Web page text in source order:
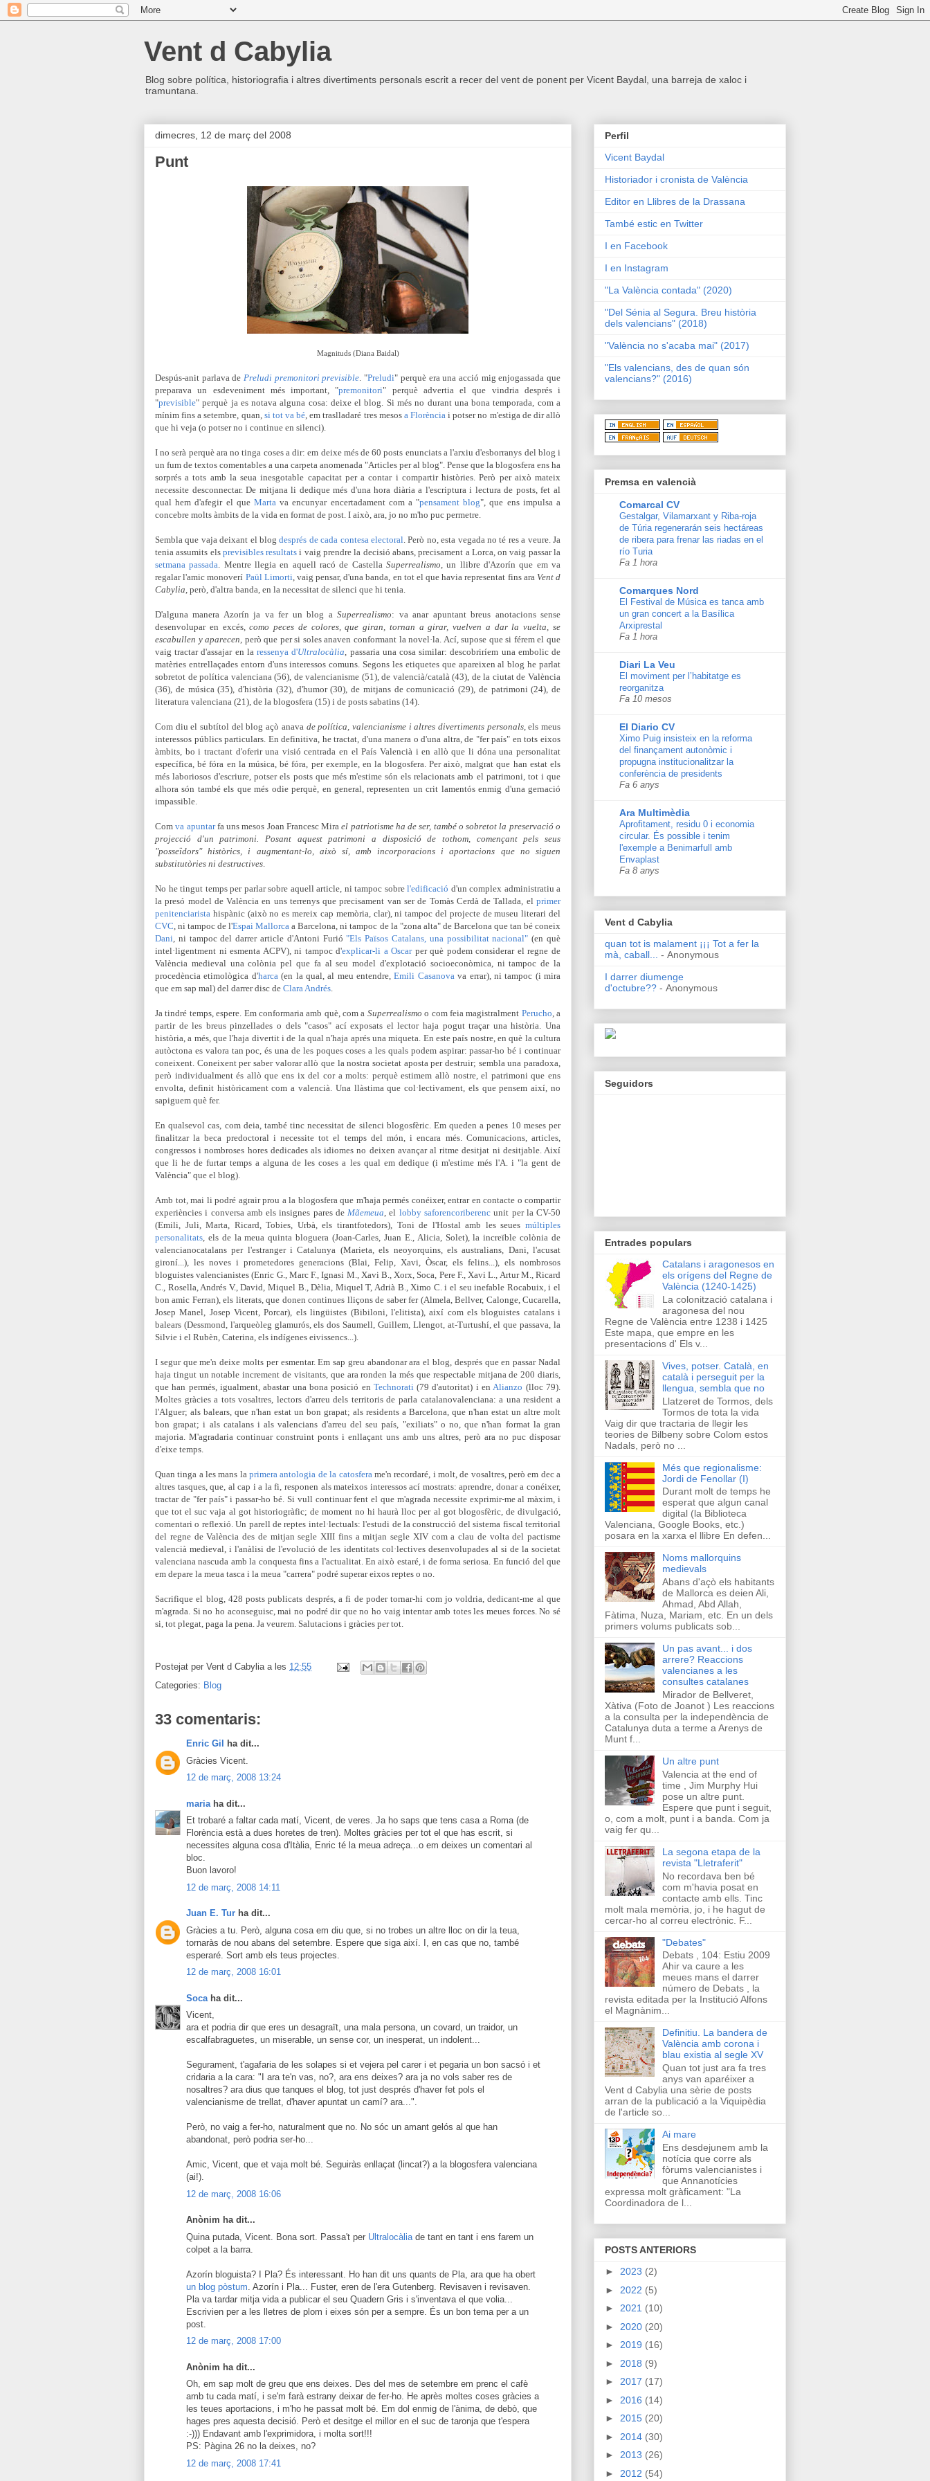
Vent d Cabylia
Blog sobre política, historiografia i altres divertiments personals escrit a recer del vent de ponent per Vicent Baydal, una barreja de xaloc i
tramuntana.
dimecres, 12 de març del 2008
Punt
Magnituds (Diana Baidal)
Despús-anit parlava dePreludi premonitori previsible. "Preludi" perquè era una acció mig enjogassada que
preparava un esdeveniment més important, "premonitori" perquè advertia el que vindria després i
"previsible" perquè ja es notava alguna cosa: deixe el blog. Si més no durant una bona temporada, com a
mínim fins a setembre, quan, si tot va bé, em traslladaré tres mesos a Florència i potser no m'estiga de dir allò
que hi veja (o potser no i continue en silenci).
I no serà perquè ara no tinga coses a dir: em deixe més de 60 posts enunciats a l'arxiu d'esborranys del blog i
un fum de textos comentables a una carpeta anomenada "Articles per al blog". Pense que la blogosfera ens ha
sorprés a tots amb la seua inesgotable capacitat per a contar i compartir històries.Però per això mateix
necessite desconnectar. De mitjana li dedique més d'una hora diària a l'escriptura i lectura de posts, fet al
qual hem d'afegir el que Martava encunyar encertadament com a "pensament blog", que ens impulsa a
concebre molts àmbits de la vida en format de post. I això, ara, jo no m'ho puc permetre.
Sembla que vaja deixant el blogdesprés de cada contesa electoral. Però no, esta vegada no té res a veure. Ja
tenia assumits els previsibles resultats i vaig prendre la decisió abans, precisament a Lorca, on vaig passar la
setmana passada. Mentre llegia en aquell racó de CastellaSuperrealismo, un llibre d'Azorín que em va
regalar l'amic monoverí Paül Limorti, vaig pensar, d'una banda, en tot el que havia representat fins ara Vent d
Cabylia, però, d'altra banda, en la necessitat de silenci que hi tenia.
D'alguna manera Azorín ja va fer un blog aSuperrealismo: va anar apuntant breus anotacions sense
desenvolupar en excés,como peces de colores, que giran, tornan a girar, vuelven a dar la vuelta, se
escabullen y aparecen, però que per si soles anaven conformant la novel·la. Ací, supose que si férem el que
vaig tractar d'assajar en laressenya d'Ultralocàlia, passaria una cosa similar: descobriríem una embolic de
matèries entrellaçades entorn d'uns interessos comuns. Segons les etiquetes que apareixen al blog he parlat
sobretot de política valenciana (56), de valencianisme (51), de valencià/català (43), de la ciutat de València
(36), de música (35), d'història (32), d'humor (30), de mitjans de comunicació (29), de patrimoni (24), de
literatura valenciana (21), de la blogosfera (15) i de posts sabatins (14).
Com diu el subtítol del blog açò anava de política, valencianisme i altres divertiments personals, els meus
interessos públics particulars. En definitiva, he tractat, d'una manera o d'una altra, de "fer país" en tots eixos
àmbits, bo i tractant d'oferir una visió centrada en el País Valencià i en allò que li dóna una personalitat
específica, bé fóra en la música, bé fóra, per exemple, en la blogosfera. Per això, malgrat que han estat els
més laboriosos d'escriure, potser els posts que més m'estime són els relacionats amb el patrimoni, tot i que
alhora són també els que més odie perquè, en general, representen un crit lamentós enmig d'una gernació
impassible.
Comva apuntarfa uns mesos Joan Francesc Mirael patriotisme ha de ser, també o sobretot la preservació o
projecció d'un patrimoni. Posant aquest patrimoni a disposició de tothom, començant pels seus
"posseïdors" històrics, i augmentant-lo, això sí, amb incorporacions i aportacions que no siguen
substitutòries ni destructives.
No he tingut temps per parlar sobre aquell article, ni tampoc sobre l'edificació d'un complex administratiu a
la presó model de València en uns terrenys que precisament van ser de Tomàs Cerdà de Tallada, el primer
penitenciarista hispànic (això no es mereix cap memòria, clar), ni tampoc del projecte de museu literari del
CVC, ni tampoc de l'Espai Mallorca a Barcelona, ni tampoc de la "zona alta" de Barcelona que tan bé coneix
Dani, ni tampoc del darrer article d'Antoni Furió"Els Països Catalans, una possibilitat nacional" (en què
intel·ligentment ni esmenta ACPV), ni tampoc d'explicar-li a Oscarper què podem considerar el regne de
València medieval una colònia pel que fa al seu model d'explotació socioeconòmica, ni tampoc de la
procedència etimològica d'harca(en la qual, al meu entendre,Emili Casanovava errar), ni tampoc (i mira
que em sap mal) del darrer disc de Clara Andrés.
Ja tindré temps, espere. Em conformaria amb què, com a Superrealismo o com feia magistralment Perucho, a
partir de les breus pinzellades o dels "casos" ací exposats el lector haja pogut traçar una història. Una
història, a més, que l'haja divertit i de la qual n'haja aprés una miqueta. En este país nostre, en què la cultura
autòctona es valora tan poc, és una de les poques coses a les quals podem aspirar: passar-ho bé i continuar
coneixent. Coneixent per saber valorar allò que la nostra societat aposta per destruir; sembla una paradoxa,
però individualment és allò que ens ix del cor a molts: perquè estimem allò nostre, el patrimoni que ens
envolta, definit històricament com a valencià. Una llàstima que col·lectivament, els que pensem així, no
sapiguem què fer.
En qualsevol cas, com deia, també tinc necessitat de silenci blogosfèric. Em queden a penes 10 meses per
finalitzar la beca predoctoral i necessite tot el temps del món, i encara més. Comunicacions, articles,
congressos i nombroses hores dedicades als idiomes no deixen avançar al ritme desitjat ni desitjable. Així
que li he de furtar temps a alguna de les coses a les qual em dedique (i m'estime més l'A. i "la gent de
València" que el blog).
Amb tot, mai li podré agrair prou a la blogosfera que m'haja permés conéixer, entrar en contacte o compartir
experiències i conversa amb els insignes pares deMãemeua, el lobby saforencoriberencunit per la CV-50
(Emili, Juli, Marta, Ricard, Tobies, Urbà, els tirantfotedors), Toni de l'Hostal amb les seues múltiples
personalitats, els de la meua quinta bloguera (Joan-Carles, Juan E., Alicia, Solet), la increïble colònia de
valencianocatalans per l'estranger i Catalunya (Marieta, els neoyorquins, els australians, Dani, l'acusat
gironí...), les noves i prometedores generacions (Blai, Felip, Xavi, Òscar, els felins...), els nombrosos
bloguistes valencianistes (Enric G., Marc F., Ignasi M., Xavi B., Xorx, Soca, Pere F., Xavi L., Artur M., Ricard
C., Rosella, Andrés V., David, Miquel B., Dèlia, Miquel T, Adrià B., Ximo C. i el seu inefable Rocabuix, i el
bon amic Ferran), els literats, que donen continues lliçons de saber fer (Almela, Bellver, Calonge, Cucarella,
Josep Manel, Josep Vicent, Porcar), els lingüistes (Bibiloni, l'elitista), així com els bloguistes catalans i
balears (Dessmond, l'arqueòleg glamurós, els dos Saumell, Guillem, Llengot, at-Turtushí, el que passava, la
Silvie i el Rubèn, Caterina, els indígenes eivissencs...).
I segur que me'n deixe molts per esmentar. Em sap greu abandonar ara el blog, després que en passar Nadal
haja tingut un notable increment de visitants, que ara ronden la més que respectable mitjana de 200 diaris,
que han permés, igualment, abastar una bona posició en Technorati(79 d'autoritat) i enAlianzo (lloc 79).
Moltes gràcies a tots vosaltres, lectors d'arreu dels territoris de parla catalanovalenciana: a una resident a
l'Alguer; als balears, que n'han estat un bon grapat; als residents a Barcelona, que n'han estat un altre molt
bon grapat; i als catalans i als valencians d'arreu del seu país, "exiliats" o no, que n'han format la gran
majoria. M'agradaria continuar construint ponts i enllaçant uns amb uns altres, però ara no puc disposar
d'eixe temps.
Quan tinga a les mans laprimera antologia de la catosferame'n recordaré, i molt, de vosaltres, però em dec a
altres tasques, que, al cap i a la fi, responen als mateixos interessos ací mostrats: aprendre, donar a conéixer,
tractar de "fer país" ipassar-ho bé. Si vull continuar fent el que m'agrada necessite exprimir-me al màxim, i
que tot el suc vaja al got historiogràfic; de moment no hi haurà lloc per al got blogosfèric, de divulgació,
comentari o reflexió. Un parell de reptes intel·lectuals: l'estudi de la construcció del sistema fiscal territorial
del regne de València des de mitjan segle XIII fins a mitjan segle XIV com a clau de volta del pactisme
valencià medieval, i l'anàlisi de l'evolució de les identitats col·lectives desenvolupades al si de la societat
valenciana nascuda amb la conquesta fins a l'actualitat. En això estaré, i de forma seriosa. En funció del que
em depare la meua tasca i la meua "carrera" podré superar eixos reptes o no.
Sacrifique el blog, 428 posts publicats després, a fi de poder tornar-hi com jo voldria, dedicant-me al que
m'agrada. Si no ho aconseguisc, mai no podré dir que no ho vaig intentar amb totes les meues forces.No sé
si, tot plegat, paga la pena. Ja veurem. Salutacions i gràcies per tot.
Postejat per Vent d Cabylia a les 12:55
Categories: Blog
33 comentaris:
Enric Gil
ha dit...
Gràcies Vicent.
12 de març, 2008 13:24
maria ha dit...
Et trobaré a faltar cada matí, Vicent, de veres. Ja ho saps que tens casa a Roma (de
Florència està a dues horetes de tren). Moltes gràcies per tot el que has escrit, si
necessites alguna cosa d'Itàlia, Enric té la meua adreça...o em deixes un comentari al
bloc.
Buon lavoro!
12 de març, 2008 14:11
Juan E. Tur ha dit...
Gràcies a tu. Però, alguna cosa em diu que, si no trobes un altre lloc on dir la teua,
tornaràs de nou abans del setembre. Espere que siga així. I, en cas que no, també
esperaré. Sort amb els teus projectes.
12 de març, 2008 16:01
Soca ha dit...
Vicent,
ara et podria dir que eres un desagraït, una mala persona, un covard, un traidor, un
escalfabraguetes, un miserable, un sense cor, un inesperat, un indolent...
Segurament, t'agafaria de les solapes si et vejera pel carer i et pegaria un bon sacsó i et
cridaria a la cara: "I ara te'n vas, no?, ara ens deixes? ara ja no vols saber res de
nosaltres? ara dius que tanques el blog, tot just després d'haver fet pols el
valencianisme de trellat, d'haver apuntat un camí? ara...".
Però, no vaig a fer-ho, naturalment que no. No sóc un amant gelós al que han
abandonat, però podria ser-ho...
Amic, Vicent, que et vaja molt bé. Seguiràs enllaçat (lincat?) a la blogosfera valenciana
(ai!).
12 de març, 2008 16:06
Anònim ha dit...
Quina putada, Vicent. Bona sort. Passa't per Ultralocàlia de tant en tant i ens farem un
colpet a la barra.
Azorín bloguista? I Pla? És interessant. Ho han dit uns quants de Pla, ara que ha obert
un blog pòstum . Azorín i Pla... Fuster, eren de l'era Gutenberg. Revisaven i revisaven.
Pla va tardar mitja vida a publicar el seu Quadern Gris i s'inventava el que volia...
Escrivien per a les lletres de plom i eixes són per a sempre. És un bon tema per a un
post.
12 de març, 2008 17:00
Anònim ha dit...
Oh, em sap molt de greu que ens deixes. Des del mes de setembre em prenc el cafè
amb tu cada matí, i se'm farà estrany deixar de fer-ho. He après moltes coses gràcies a
les teues aportacions, i m'ho he passat molt bé. Em dol enmig de l'ànima, de debò, que
hages pres aquesta decisió. Però et desitge el millor en el suc de taronja que t'espera
:-))) Endavant amb l'exprimidora, i molta sort!!!
PS: Pàgina 26 no la deixes, no?
12 de març, 2008 17:41
Perfil
Vicent Baydal
Historiador i cronista de València
Editor en Llibres de la Drassana
També estic en Twitter
I en Facebook
I en Instagram
"La València contada" (2020)
"Del Sénia al Segura. Breu història
dels valencians" (2018)
"València no s'acaba mai" (2017)
"Els valencians, des de quan són
valencians?" (2016)
Premsa en valencià
Comarcal CV
Gestalgar, Vilamarxant y Riba-roja
de Túria regenerarán seis hectáreas
de ribera para frenar las riadas en el
río Turia
Fa 1 hora
Comarques Nord
El Festival de Música es tanca amb
un gran concert a la Basílica
Arxiprestal
Fa 1 hora
Diari La Veu
El moviment per l’habitatge es
reorganitza
Fa 10 mesos
El Diario CV
Ximo Puig insisteix en la reforma
del finançament autonòmic i
propugna institucionalitzar la
conferència de presidents
Fa 6 anys
Ara Multimèdia
Aprofitament, residu 0 i economia
circular. És possible i tenim
l'exemple a Benimarfull amb
Envaplast
Fa 8 anys
Vent d Cabylia
quan tot is malament ¡¡¡ Tot a fer la
mà, caball...
- Anonymous
I darrer diumenge
d'octubre?? - Anonymous
Seguidors
Entrades populars
Catalans i aragonesos en
els orígens del Regne de
València (1240-1425)
La colonització catalana i
aragonesa del nou
Regne de València entre 1238 i 1425
Este mapa, que empre en les
presentacions d' Els v...
Vives, potser. Català, en
català i perseguit per la
llengua, sembla que no
Llatzeret de Tormos, dels
Tormos de tota la vida
Vaig dir que tractaria de llegir les
teories de Bilbeny sobre Colom estos
Nadals, però no ...
Més que regionalisme:
Jordi de Fenollar (I)
Durant molt de temps he
esperat que algun canal
digital (la Biblioteca
Valenciana, Google Books, etc.)
posara en la xarxa el llibre En defen...
Noms mallorquins
medievals
Abans d'açò els habitants
de Mallorca es deien Ali,
Ahmad, Abd Allah,
Fàtima, Nuza, Mariam, etc. En un dels
primers volums publicats sob...
Un pas avant... i dos
arrere? Reaccions
valencianes a les
consultes catalanes
Mirador de Bellveret,
Xàtiva (Foto de Joanot ) Les reaccions
a la consulta per la independència de
Catalunya duta a terme a Arenys de
Munt f...
Un altre punt
Valencia at the end of
time , Jim Murphy Hui
pose un altre punt.
Espere que punt i seguit,
o, com a molt, punt i a banda. Com ja
vaig fer qu...
La segona etapa de la
revista "Lletraferit"
No recordava ben bé
com m'havia posat en
contacte amb ells. Tinc
molt mala memòria, jo, i he hagut de
cercar-ho al correu electrònic. F...
"Debates"
Debats , 104: Estiu 2009
Ahir va caure a les
meues mans el darrer
número de Debats , la
revista editada per la Institució Alfons
el Magnànim...
Definitiu. La bandera de
València amb corona i
blau existia al segle XV
Quan tot just ara fa tres
anys van aparéixer a
Vent d Cabylia una sèrie de posts
arran de la publicació a la Viquipèdia
de l'article so...
Ai mare
Ens desdejunem amb la
notícia que corre als
fòrums valencianistes i
que Annanotícies
expressa molt gràficament: "La
Coordinadora de l...
POSTS ANTERIORS
► 2023 (2)
► 2022 (5)
► 2021 (10)
► 2020 (20)
► 2019 (16)
► 2018 (9)
► 2017 (17)
► 2016 (14)
► 2015 (20)
► 2014 (30)
► 2013 (26)
► 2012 (54)